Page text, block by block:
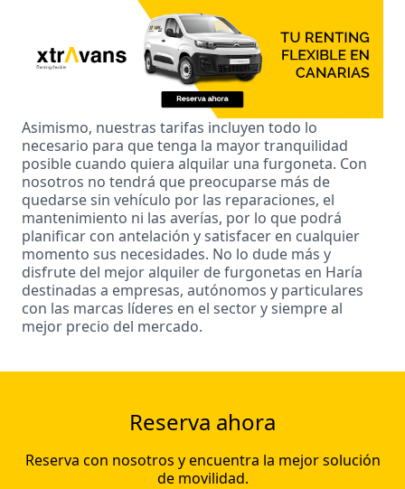
Asimismo, nuestras tarifas incluyen todo lo
necesario para que tenga la mayor tranquilidad
posible cuando quiera alquilar una furgoneta. Con
nosotros no tendrá que preocuparse más de
quedarse sin vehículo por las reparaciones, el
mantenimiento ni las averías, por lo que podrá
planificar con antelación y satisfacer en cualquier
momento sus necesidades. No lo dude más y
disfrute del mejor alquiler de furgonetas en Haría
destinadas a empresas, autónomos y particulares
con las marcas líderes en el sector y siempre al
mejor precio del mercado.
Reserva ahora
Reserva con nosotros y encuentra la mejor solución
de movilidad.